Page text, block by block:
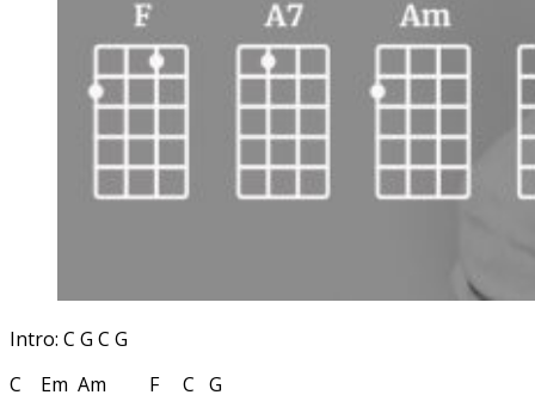
Intro: C G C G
C Em Am F C G